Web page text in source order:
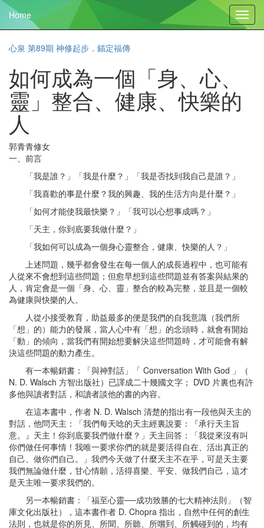
Home
心泉 第89期 神修起步．錨定福傳
如何成為一個「身、心、
靈」整合、健康、快樂的
人
郭青青修女
一、前言
「我是誰？」「我是什麼？」「我是否找到我自己是誰？」
「我喜歡的事是什麼？我的興趣、我的生活方向是什麼？」
「如何才能使我最快樂？」「我可以心想事成嗎？」
「天主，你到底要我做什麼？」
「我如何可以成為一個身心靈整合，健康、快樂的人？」
上述問題，幾乎都會發生在每一個人的成長過程中，也可能有
人從來不會想到這些問題；但愈早想到這些問題並有答案與結果的
人，肯定會是一個「身、心、靈」整合的較為完整，並且是一個較
為健康與快樂的人。
人從小接受教育，助益最多的便是我們的自我意識（我們所
「想」的）能力的發展，當人心中有「想」的念頭時，就會有開始
「動」的傾向，當我們有開始想要解決這些問題時，才可能會有解
決這些問題的動力產生。
有一本暢銷書：「與神對話」「 Conversation With God 」（
N. D. Walsch 方智出版社）已譯成二十幾國文字； DVD 片裏也有許
多他與讀者對話，和讀者談他的書的內容。
在這本書中，作者 N. D. Walsch 清楚的指出有一段他與天主的
對話，他問天主：「我們每天唸的天主經裏說要：『承行天主旨
意。』天主！你到底要我們做什麼？」天主回答：「我從來沒有叫
你們做任何事情！我唯一要求你們的就是要活得自在、活出真正的
自己、做你們自己。」我們今天做了什麼天主不在乎，可是天主要
我們無論做什麼，甘心情願，活得喜樂、平安、做我們自己，這才
是天主唯一要求我們的。
另一本暢銷書：「福至心靈──成功致勝的七大精神法則」（智
庫文化出版社），這本書作者 D. Chopra 指出，自然中任何的創生
法則，也就是你的所見、所聞、所聽、所嚐到、所觸碰到的，均有